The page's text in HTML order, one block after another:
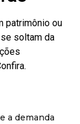
patrimônio ou
soltam da
a demanda